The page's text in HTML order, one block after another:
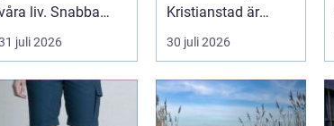
liv. Snabba
förändringar, höga
ljud, en...
juli 2026
Kristianstad är
smart
avfallshantering
en...
30 juli 2026